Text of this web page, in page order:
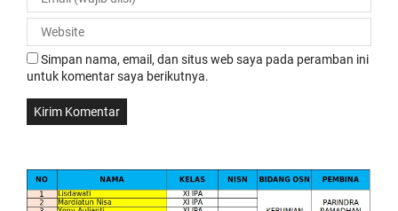
Simpan nama, email, dan situs web saya pada peramban ini
untuk komentar saya berikutnya.